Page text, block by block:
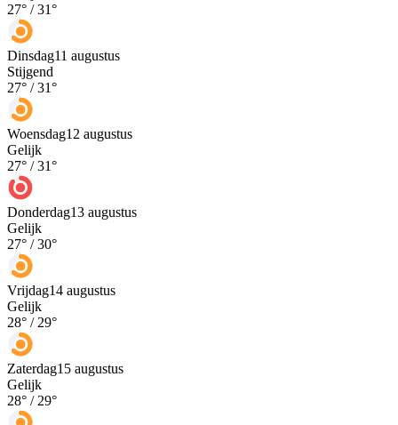
27° /31°
Dinsdag11 augustus
Stijgend
27° /31°
Woensdag12 augustus
Gelijk
27° /31°
Donderdag13 augustus
Gelijk
27° /30°
Vrijdag14 augustus
Gelijk
28° / 29°
Zaterdag15 augustus
Gelijk
28° / 29°